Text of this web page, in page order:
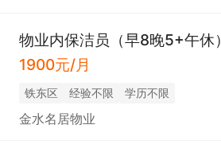
物业内保洁员（早8晚5+午休）
1900元/月
铁东区 经验不限 学历不限
金水名居物业